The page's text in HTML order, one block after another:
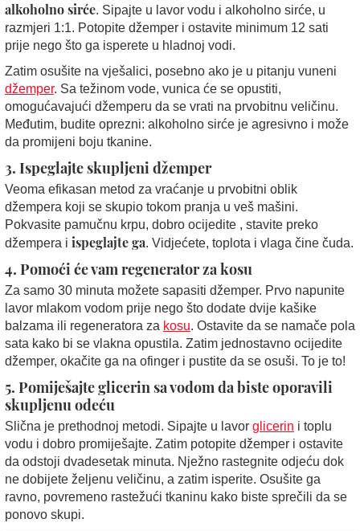
alkoholno sirće. Sipajte u lavor vodu i alkoholno sirće, u
razmjeri 1:1. Potopite džemper i ostavite minimum 12 sati
prije nego što ga isperete u hladnoj vodi.
Zatim osušite na vješalici, posebno ako je u pitanju vuneni
džemper. Sa težinom vode, vunica će se opustiti,
omogućavajući džemperu da se vrati na prvobitnu veličinu.
Međutim, budite oprezni: alkoholno sirće je agresivno i može
da promijeni boju tkanine.
3. Ispeglajte skupljeni džemper
Veoma efikasan metod za vraćanje u prvobitni oblik
džempera koji se skupio tokom pranja u veš mašini.
Pokvasite pamučnu krpu, dobro ocijedite , stavite preko
džempera i ispeglajte ga. Vidjećete, toplota i vlaga čine čuda.
4. Pomoći će vam regenerator za kosu
Za samo 30 minuta možete sapasiti džemper. Prvo napunite
lavor mlakom vodom prije nego što dodate dvije kašike
balzama ili regeneratora za kosu. Ostavite da se namače pola
sata kako bi se vlakna opustila. Zatim jednostavno ocijedite
džemper, okačite ga na ofinger i pustite da se osuši. To je to!
5. Pomiješajte glicerin sa vodom da biste oporavili
skupljenu odeću
Slična je prethodnoj metodi. Sipajte u lavor glicerin i toplu
vodu i dobro promiješajte. Zatim potopite džemper i ostavite
da odstoji dvadesetak minuta. Nježno rastegnite odjeću dok
ne dobijete željenu veličinu, a zatim isperite. Osušite ga
ravno, povremeno rastežući tkaninu kako biste sprečili da se
ponovo skupi.